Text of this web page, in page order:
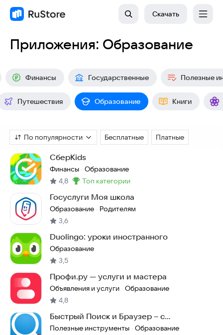
Скачать
Приложения: Образование
Финансы Государственные Полезные
Путешествия Образование Книги
По популярности Бесплатные Платные
СберKids
Финансы · Образование
4,8
Метка:
топ категории
Госуслуги Моя школа
Образование · Родителям
3,6
Duolingo: уроки иностранного
Образование
3,5
Профи.ру — услуги и мастера
Объявления и услуги · Образование
4,8
Быстрый Поиск и Браузер – с
бесплатным ИИ
Полезные инструменты · Образование